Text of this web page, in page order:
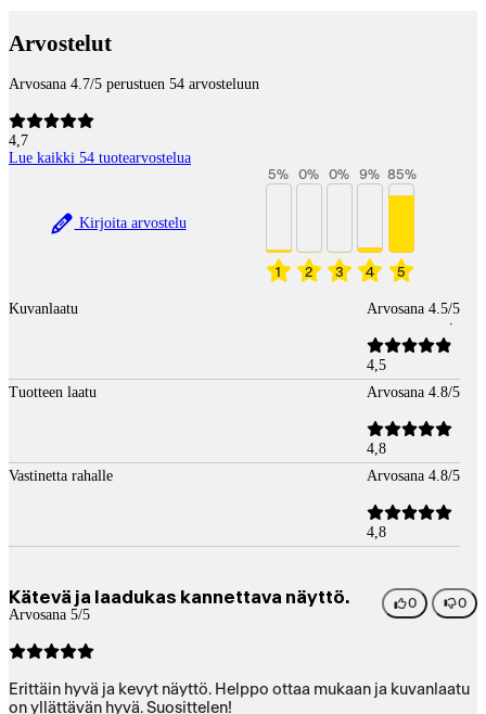
Arvostelut
Arvosana 4.7/5 perustuen 54 arvosteluun
4,7
Lue kaikki 54 tuotearvostelua
Kirjoita arvostelu
1
5%
2
0%
3
0%
4
9%
5
85%
Kuvanlaatu Arvosana 4.5/5
4,5
Tuotteen laatu
Arvosana 4.8/5
4,8
Vastinetta rahalle
Arvosana 4.8/5
4,8
Kätevä ja laadukas kannettava näyttö.
Arvosana 5/5
0 0
Erittäin hyvä ja kevyt näyttö. Helppo ottaa mukaan ja kuvanlaatu
on yllättävän hyvä. Suosittelen!